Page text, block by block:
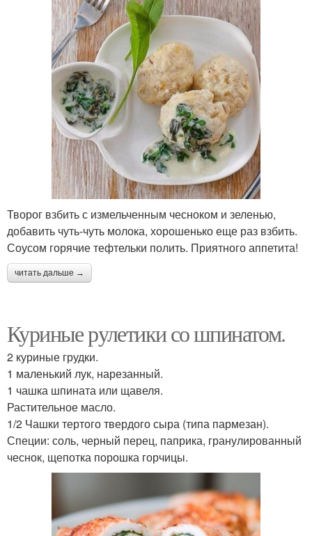
Творог взбить с измельченным чесноком и зеленью,
добавить чуть-чуть молока, хорошенько еще раз взбить.
Соусом горячие тефтельки полить. Приятного аппетита!
читать дальше →
Куриные рулетики со шпинатом.
2 куриные грудки.
1 маленький лук, нарезанный.
1 чашка шпината или щавеля.
Растительное масло.
1/2 Чашки тертого твердого сыра (типа пармезан).
Специи: соль, черный перец, паприка, гранулированный
чеснок, щепотка порошка горчицы.